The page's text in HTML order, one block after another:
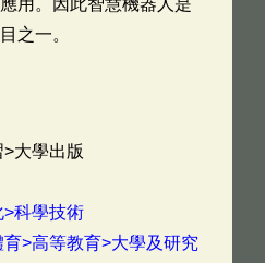
用。因此智慧機器人是
之一。
大學出版
科學技術
>高等教育>大學及研究